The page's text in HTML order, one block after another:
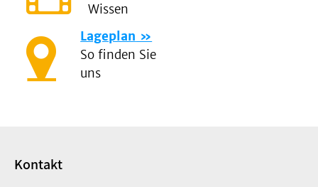
Wissen
Lageplan
So finden Sie
uns
Kontakt